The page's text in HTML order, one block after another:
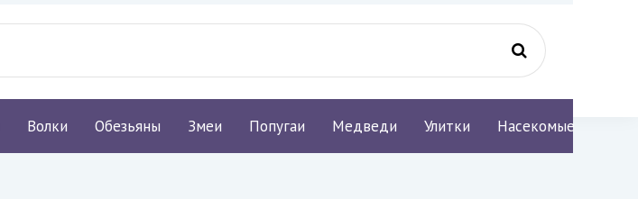
Волки Обезьяны Змеи Попугаи Медведи Улитки Насекомые